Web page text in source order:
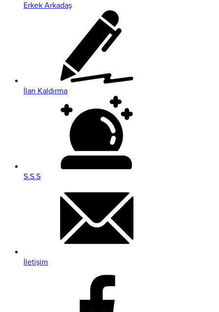
Erkek Arkadaş
İlan Kaldırma
S.S.S
İletişim